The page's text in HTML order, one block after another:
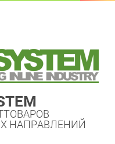
НАПРАВЛЕНИЙ